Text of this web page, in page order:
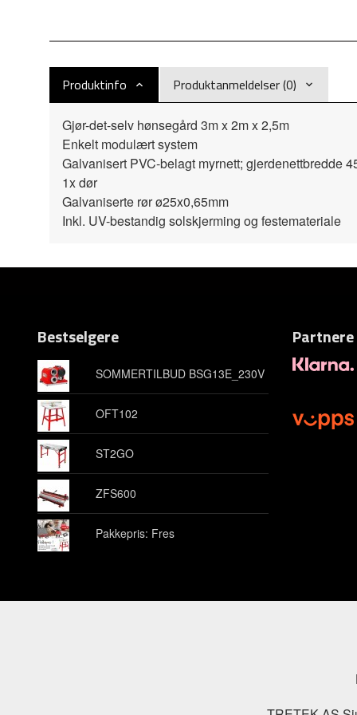
Produktinfo Produktanmeldelser (0)
Gjør-det-selv hønsegård 3m x 2m x 2,5m
Enkelt modulært system
Galvanisert PVC-belagt myrnett; gjerdenettbredde
1x dør
Galvaniserte rør ø25x0,65mm
Inkl. UV-bestandig solskjerming og festemateriale
Bestselgere
SOMMERTILBUD BSG13E_230V
OFT102
ST2GO
ZFS600
Pakkepris: Fres
Partnere